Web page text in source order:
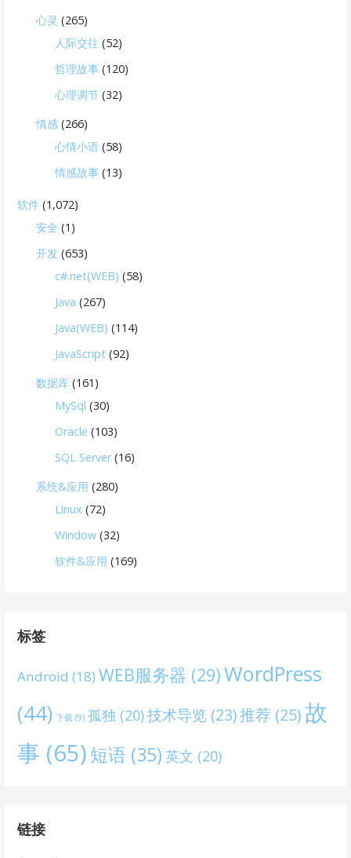
心灵 (265)
人际交往 (52)
哲理故事 (120)
心理调节 (32)
情感 (266)
心情小语 (58)
情感故事 (13)
软件 (1,072)
安全 (1)
开发 (653)
c#.net(WEB) (58)
Java (267)
Java(WEB) (114)
JavaScript (92)
数据库 (161)
MySql (30)
Oracle (103)
SQL Server(16)
系统&应用 (280)
Linux (72)
Window (32)
软件&应用 (169)
标签
Android (18) WEB服务器 (29)WordPress
(44) 下载 (9) 孤独 (20)技术导览 (23)推荐 (25)故
事 (65)短语 (35) 英文 (20)
链接